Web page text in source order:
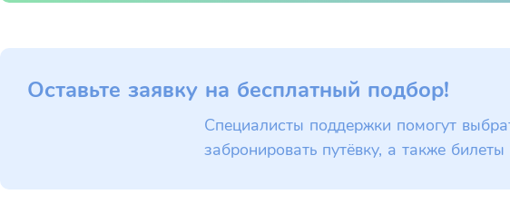
Оставьте заявку на бесплатный подбор!
Специалисты поддержки помогут
забронировать путёвку, а также билеты